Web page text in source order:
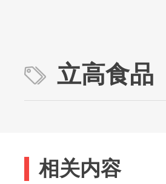
立高食品
相关内容